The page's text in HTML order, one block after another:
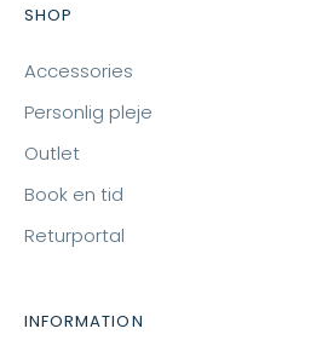
SHOP
Accessories
Personlig pleje
Outlet
Book en tid
Returportal
INFORMATION